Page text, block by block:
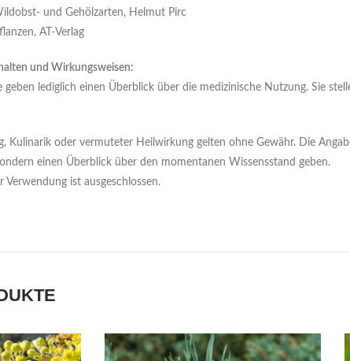
und Gehölzarten, Helmut Pirc
AT-Verlag
und Wirkungsweisen:
geben lediglich einen Überblick über die medizinische Nutzung. Sie
Kulinarik oder vermuteter Heilwirkung gelten ohne Gewähr. Die
einen Überblick über den momentanen Wissensstand geben.
ist ausgeschlossen.